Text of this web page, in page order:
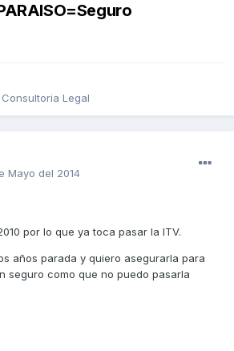
Consultoria Legal
Mayo del 2014
por lo que ya toca pasar la ITV.
años parada y quiero asegurarla para
seguro como que no puedo pasarla